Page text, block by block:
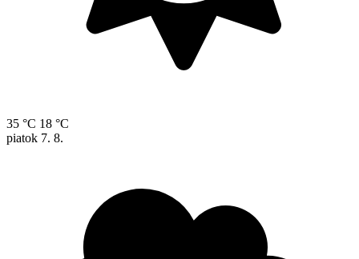
35 °C 18 °C
piatok 7. 8.